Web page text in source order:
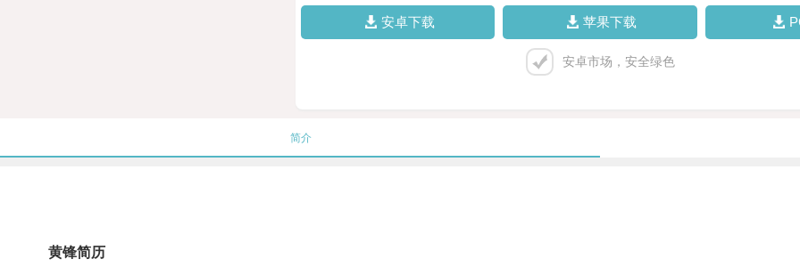
安卓下载 苹果下载
安卓市场，安全绿色
简介
黄锋简历